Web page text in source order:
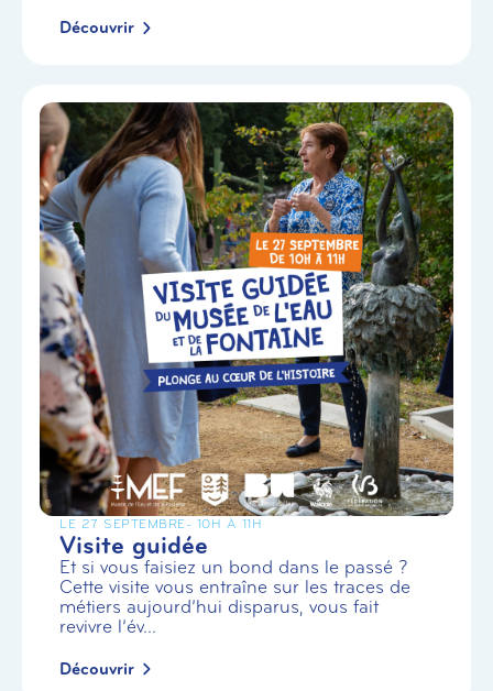
Découvrir
LE 27 SEPTEMBRE- 10H À 11H
Visite guidée
Et si vous faisiez un bond dans le passé ?
Cette visite vous entraîne sur les traces de
métiers aujourd’hui disparus, vous fait
revivre l’év...
Découvrir